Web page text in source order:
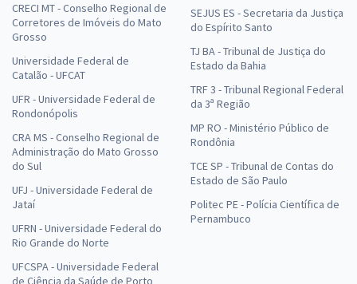
CRECI MT - Conselho Regional de
Corretores de Imóveis do Mato
Grosso
Universidade Federal de
Catalão - UFCAT
UFR - Universidade Federal de
Rondonópolis
CRA MS - Conselho Regional de
Administração do Mato Grosso
do Sul
UFJ - Universidade Federal de
Jataí
UFRN - Universidade Federal do
Rio Grande do Norte
UFCSPA - Universidade Federal
de Ciência da Saúde de Porto
SEJUS ES - Secretaria da Justiça
do Espírito Santo
TJ BA - Tribunal de Justiça do
Estado da Bahia
TRF 3 - Tribunal Regional Federal
da 3ª Região
MP RO - Ministério Público de
Rondônia
TCE SP - Tribunal de Contas do
Estado de São Paulo
Politec PE - Polícia Científica de
Pernambuco